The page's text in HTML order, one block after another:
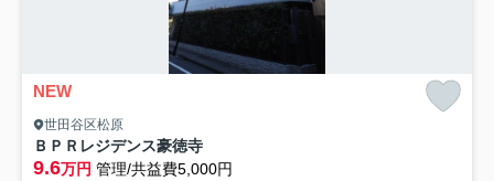
NEW
世田谷区松原
ＢＰＲレジデンス豪徳寺
9.6万円 管理/共益費5,000円